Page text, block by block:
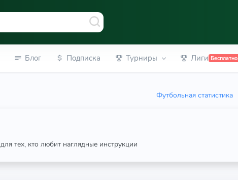
Блог Подписка Турниры Лиги Бесплатно
Футбольная статистика
тех, кто любит наглядные инструкции